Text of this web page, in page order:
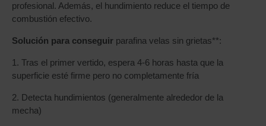
profesional. Además, el hundimiento reduce el tiempo de
combustión efectivo.
Solución para conseguir parafina velas sin grietas**:
1. Tras el primer vertido, espera 4-6 horas hasta que la
superficie esté firme pero no completamente fría
2. Detecta hundimientos (generalmente alrededor de la
mecha)